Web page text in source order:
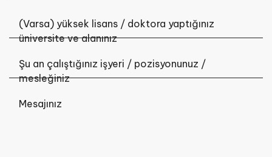
(Varsa) yüksek lisans / doktora yaptığınız
üniversite ve alanınız
Şu an çalıştığınız işyeri / pozisyonunuz /
mesleğiniz
Mesajınız